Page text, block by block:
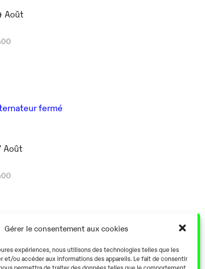
Gérer le consentement aux cookies
expériences, nous utilisons des technologies telles que les
et/ou accéder aux informations des appareils. Le fait de consentir
permettra de traiter des données telles que le comportement
Août
fermé
Août